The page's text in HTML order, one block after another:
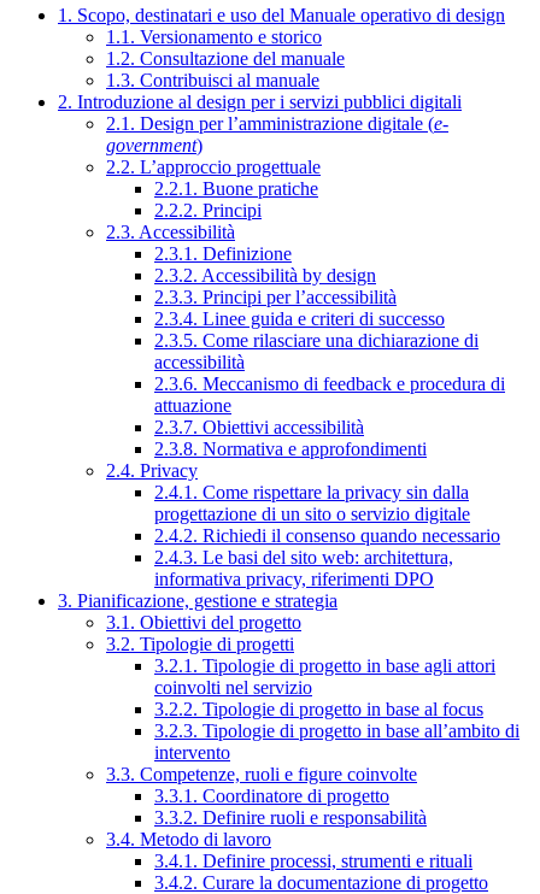
1. Scopo, destinatari e uso del Manuale operativo di design
1.1. Versionamento e storico
1.2. Consultazione del manuale
1.3. Contribuisci al manuale
2. Introduzione al design per i servizi pubblici digitali
2.1. Design per l’amministrazione digitale (e-
government)
2.2. L’approccio progettuale
2.2.1. Buone pratiche
2.2.2. Principi
2.3. Accessibilità
2.3.1. Definizione
2.3.2. Accessibilità by design
2.3.3. Principi per l’accessibilità
2.3.4. Linee guida e criteri di successo
2.3.5. Come rilasciare una dichiarazione di
accessibilità
2.3.6. Meccanismo di feedback e procedura di
attuazione
2.3.7. Obiettivi accessibilità
2.3.8. Normativa e approfondimenti
2.4. Privacy
2.4.1. Come rispettare la privacy sin dalla
progettazione di un sito o servizio digitale
2.4.2. Richiedi il consenso quando necessario
2.4.3. Le basi del sito web: architettura,
informativa privacy, riferimenti DPO
3. Pianificazione, gestione e strategia
3.1. Obiettivi del progetto
3.2. Tipologie di progetti
3.2.1. Tipologie di progetto in base agli attori
coinvolti nel servizio
3.2.2. Tipologie di progetto in base al focus
3.2.3. Tipologie di progetto in base all’ambito di
intervento
3.3. Competenze, ruoli e figure coinvolte
3.3.1. Coordinatore di progetto
3.3.2. Definire ruoli e responsabilità
3.4. Metodo di lavoro
3.4.1. Definire processi, strumenti e rituali
3.4.2. Curare la documentazione di progetto